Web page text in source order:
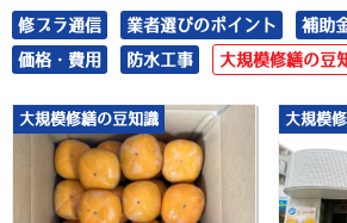
修プラ通信 業者選びのポイント 補助
価格・費用 防水工事 大規模修繕の豆
大規模修繕の豆知識 大規模